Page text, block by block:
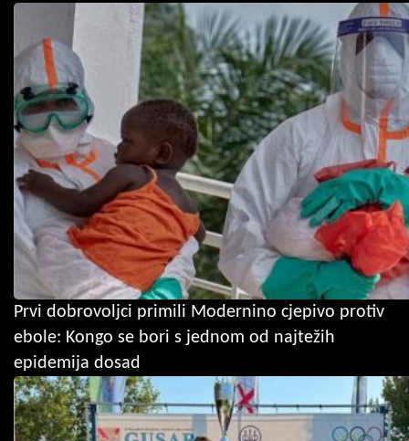
Prvi dobrovoljci primili Modernino cjepivo protiv
ebole: Kongo se bori s jednom od najtežih
epidemija dosad